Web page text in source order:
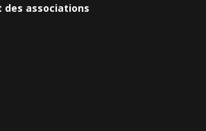
des associations